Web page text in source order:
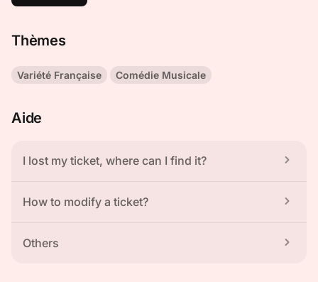
Thèmes
Variété Française Comédie Musicale
Aide
I lost my ticket, where can I find it?
How to modify a ticket?
Others